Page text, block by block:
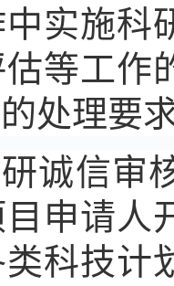
实施科
等工作
处理要
研诚信
申请人
科技计